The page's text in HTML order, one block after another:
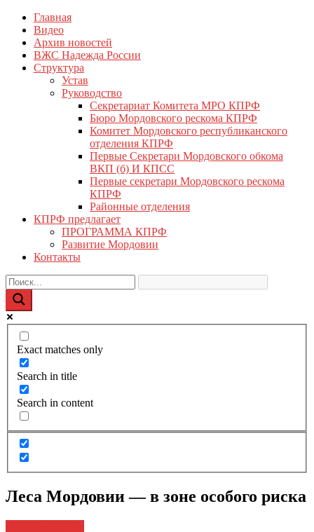
Перейти
содержимому
КПРФ Мордовия
Мордовское Региональное отделение КПРФ
Главная
Видео
Архив новостей
ВЖС Надежда России
Структура
Устав
Руководство
Секретариат Комитета МРО КПРФ
Бюро Мордовского рескома КПРФ
Комитет Мордовского республиканского
отделения КПРФ
Первые Секретари Мордовского обкома
ВКП (б) И КПСС
Первые секретари Мордовского рескома
КПРФ
Районные отделения
КПРФ предлагает
ПРОГРАММА КПРФ
Развитие Мордовии
Контакты
Exact matches only
Search in title
Search in content
Леса Мордовии — в зоне особого риска